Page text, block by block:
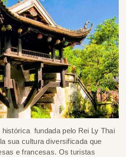
fundada pelo Rei Ly Thai
sua cultura diversificada que
e francesas. Os turistas